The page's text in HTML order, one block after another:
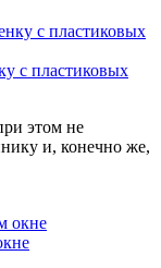
c пластиковых
этом не
и, конечно же,